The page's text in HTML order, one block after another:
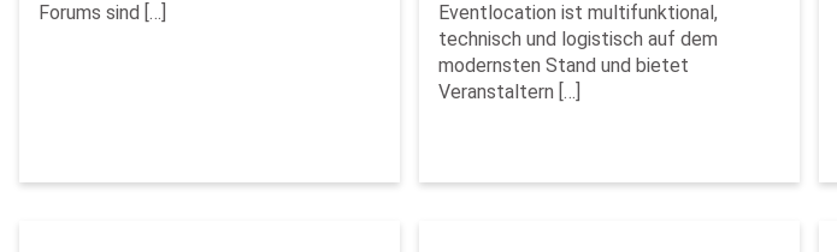
Forums sind […]
Eventlocation ist multifunktional,
technisch und logistisch auf dem
modernsten Stand und bietet
Veranstaltern […]